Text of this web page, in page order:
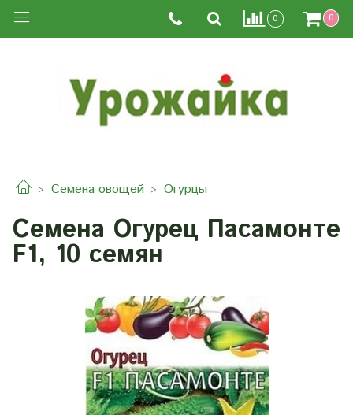
0 0
Семена овощей Огурцы
Семена Огурец Пасамонте
F1, 10 семян